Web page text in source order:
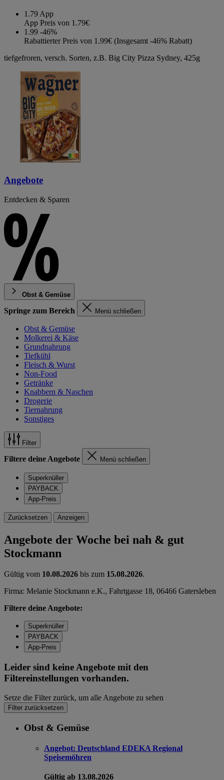
1.79 App
App Preis von 1.79€
1.99 -46%
Rabattierter Preis von 1.99€ (Insgesamt -46% Rabatt)
tiefgefroren, versch. Sorten, z.B. Big City Pizza Sydney, 425g
Angebote
Entdecken & Sparen
Obst & Gemüse
Springe zum Bereich Menü schließen
Obst & Gemüse
Molkerei & Käse
Grundnahrung
Tiefkühl
Fleisch & Wurst
Non-Food
Getränke
Knabbern & Naschen
Drogerie
Tiernahrung
Sonstiges
Filter
Filtere deine Angebote Menü schließen
Superknüller
PAYBACK
App-Preis
Zurücksetzen Anzeigen
Angebote der Woche bei nah & gut
Stockmann
Gültig vom 10.08.2026 bis zum 15.08.2026.
Firma: Melanie Stockmann e.K., Fahrtgasse 18, 06466 Gatersleben
Filtere deine Angebote:
Superknüller
PAYBACK
App-Preis
Leider sind keine Angebote mit den
Filtereinstellungen vorhanden.
Setze die Filter zurück, um alle Angebote zu sehen
Filter zurücksetzen
Obst & Gemüse
Angebot: Deutschland EDEKA Regional
Speisemöhren
Gültig ab 13.08.2026